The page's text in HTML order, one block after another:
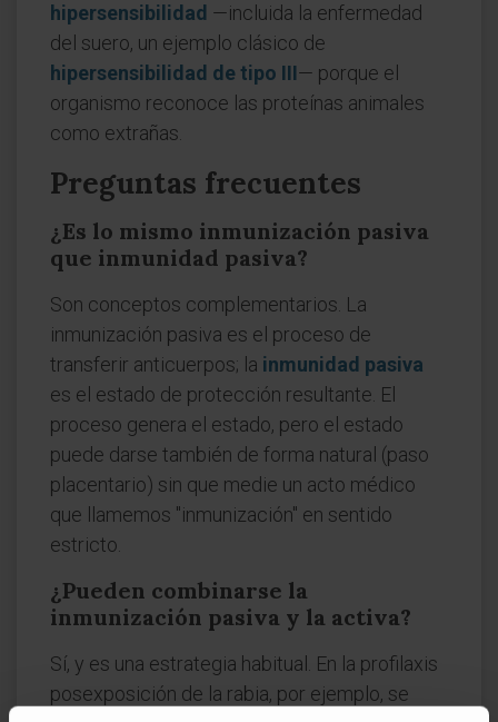
hipersensibilidad —incluida la enfermedad
del suero, un ejemplo clásico de
hipersensibilidad de tipo III— porque el
organismo reconoce las proteínas animales
como extrañas.
Preguntas frecuentes
¿Es lo mismo inmunización pasiva
que inmunidad pasiva?
Son conceptos complementarios. La
inmunización pasiva es el proceso de
transferir anticuerpos; la inmunidad pasiva
es el estado de protección resultante. El
proceso genera el estado, pero el estado
puede darse también de forma natural (paso
placentario) sin que medie un acto médico
que llamemos "inmunización" en sentido
estricto.
¿Pueden combinarse la
inmunización pasiva y la activa?
Sí, y es una estrategia habitual. En la profilaxis
posexposición de la rabia, por ejemplo, se